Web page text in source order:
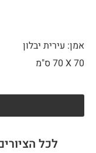
אמן: עירית יבלון
70 X
לכל